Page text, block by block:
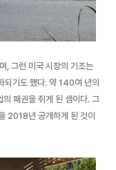
, 그런 미국 시장의 기조는
되기도 했다. 약 140여 년의
패권을 쥐게 된 셈이다. 그
2018년 공개하게 된 것이